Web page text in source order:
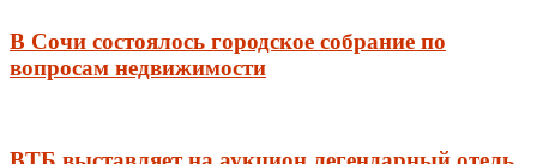
В Сочи состоялось городское собрание по
вопросам недвижимости